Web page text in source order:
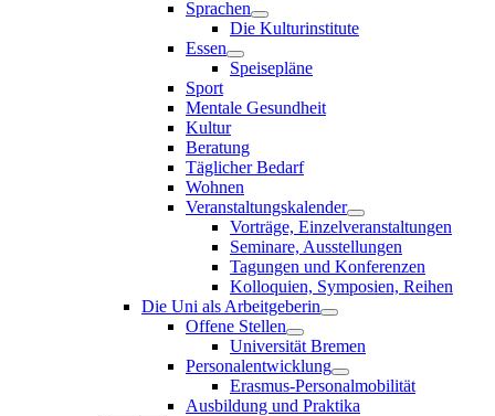
Sprachen
Die Kulturinstitute
Essen
Speisepläne
Sport
Mentale Gesundheit
Kultur
Beratung
Täglicher Bedarf
Wohnen
Veranstaltungskalender
Vorträge, Einzelveranstaltungen
Seminare, Ausstellungen
Tagungen und Konferenzen
Kolloquien, Symposien, Reihen
Die Uni als Arbeitgeberin
Offene Stellen
Universität Bremen
Personalentwicklung
Erasmus-Personalmobilität
Ausbildung und Praktika